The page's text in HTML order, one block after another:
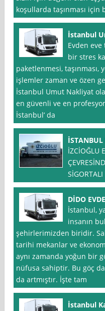
koşullarda taşınması için
İstanbul
Evden
bir stres
paketlenmesi,
işlemler zaman ve özen
İstanbul Umut Nakliyat
en güvenli ve en
İstanbul’ da
İSTANBUL
İZCİOĞLU
DİDO
İstanbul,
insanın
şehirlerimizden biridir.
tarihi mekanlar ve
aynı zamanda yoğun bir
nüfusa sahiptir. Bu göç
da artmıştır. İşte tam
İstanbul